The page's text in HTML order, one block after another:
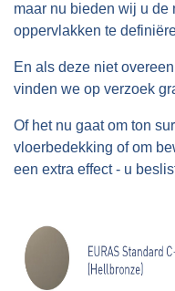
maar nu bieden wij u
oppervlakken te
En als deze niet
vinden we op verzoek
Of het nu gaat om ton
vloerbedekking of om
een extra effect - u